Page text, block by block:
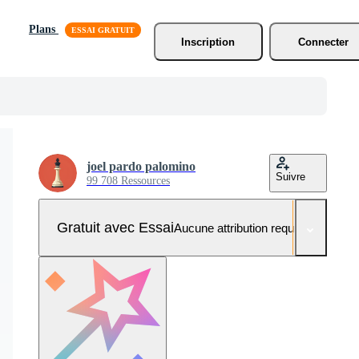
Plans
Inscription
Connecter
joel pardo palomino
99 708 Ressources Suivre
Gratuit avec EssaiAucune attribution requise